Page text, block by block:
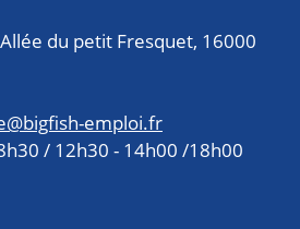
du petit Fresquet, 16000
emploi.fr
/ 12h30 - 14h00 /18h00